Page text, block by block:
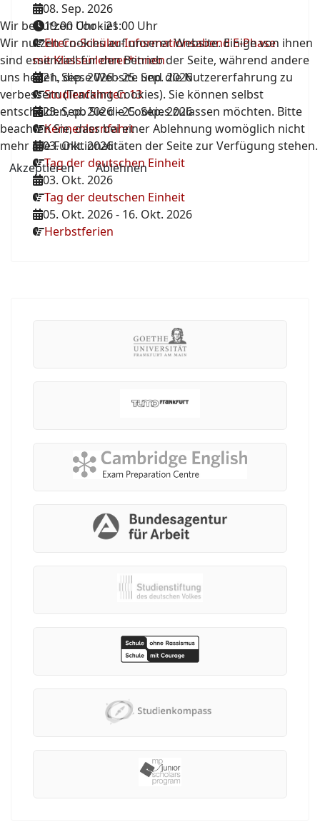
08. Sep. 2026
19:00 Uhr-21:00 Uhr
Eltern-Schüler-Informationsabend E-Phase
mit Klassenlehrer*innen
21. Sep. 2026-25. Sep. 2026
Studienfahrten 13
23. Sep. 2026-25. Sep. 2026
Kennenlernfahrt
03. Okt. 2026
Tag der deutschen Einheit
03. Okt. 2026
Tag der deutschen Einheit
05. Okt. 2026- 16. Okt. 2026
Herbstferien
Wir benutzen Cookies
Wir nutzen Cookies auf unserer Website. Einige von ihnen
sind essenziell für den Betrieb der Seite, während andere
uns helfen, diese Website und die Nutzererfahrung zu
verbessern (Tracking Cookies). Sie können selbst
entscheiden, ob Sie die Cookies zulassen möchten. Bitte
beachten Sie, dass bei einer Ablehnung womöglich nicht
mehr alle Funktionalitäten der Seite zur Verfügung stehen.
Akzeptieren
Ablehnen